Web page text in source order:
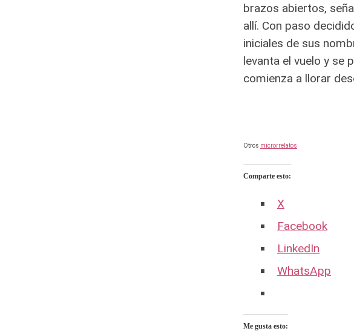
brazos abiertos,
allí. Con paso
iniciales de sus
levanta el vuelo y se
comienza a llorar
Otros microrrelatos
Comparte esto:
X
Facebook
LinkedIn
WhatsApp
Me gusta esto: